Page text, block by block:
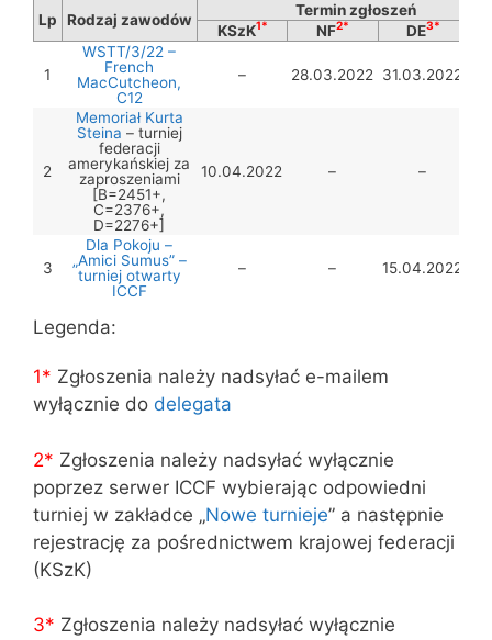
Lp Rodzaj zawodów
Termin zgłoszeń
KSzK1* NF2* DE3*
1
WSTT/3/22 –
French
MacCutcheon,
C12
– 28.03.2022 31.03.2022
2
Memoriał Kurta
Steina – turniej
federacji
amerykańskiej za
zaproszeniami
[B=2451+,
C=2376+,
D=2276+]
10.04.2022 – –
3
Dla Pokoju –
„Amici Sumus” –
turniej otwarty
ICCF
– – 15.04.2022
Legenda:
1* Zgłoszenia należy nadsyłać e-mailem
wyłącznie do delegata
2* Zgłoszenia należy nadsyłać wyłącznie
poprzez serwer ICCF wybierając odpowiedni
turniej w zakładce „Nowe turnieje” a następnie
rejestrację za pośrednictwem krajowej federacji
(KSzK)
3* Zgłoszenia należy nadsyłać wyłącznie